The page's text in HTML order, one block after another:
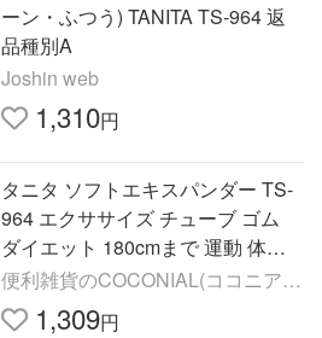
ーン・ふつう) TANITA TS-964 返
品種別A
Joshin web
1,310円
タニタ ソフトエキスパンダー TS-
964 エクササイズ チューブ ゴム
ダイエット 180cmまで 運動 体幹
手軽 トレーニング 自宅 タニタサ
イズ TANITA TS964|||||
便利雑貨のCOCONIAL(ココニア
ル) 1,309円